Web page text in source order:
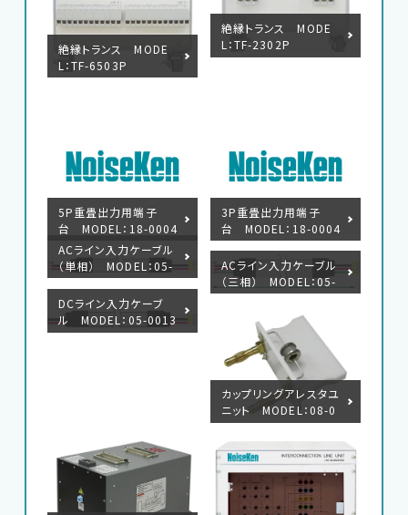
絶縁トランス MODE
L：TF-6503P
絶縁トランス MODE
L：TF-2302P
5P重畳出力用端子
台 MODEL：18-0004
4A
3P重畳出力用端子
台 MODEL：18-0004
7B
ACライン入力ケーブル
（単相） MODEL：05-
00134A
ACライン入力ケーブル
（三相） MODEL：05-
00135A
DCライン入力ケーブ
ル MODEL：05-0013
6A
カップリングアレスタユ
ニット MODEL：08-0
0016A